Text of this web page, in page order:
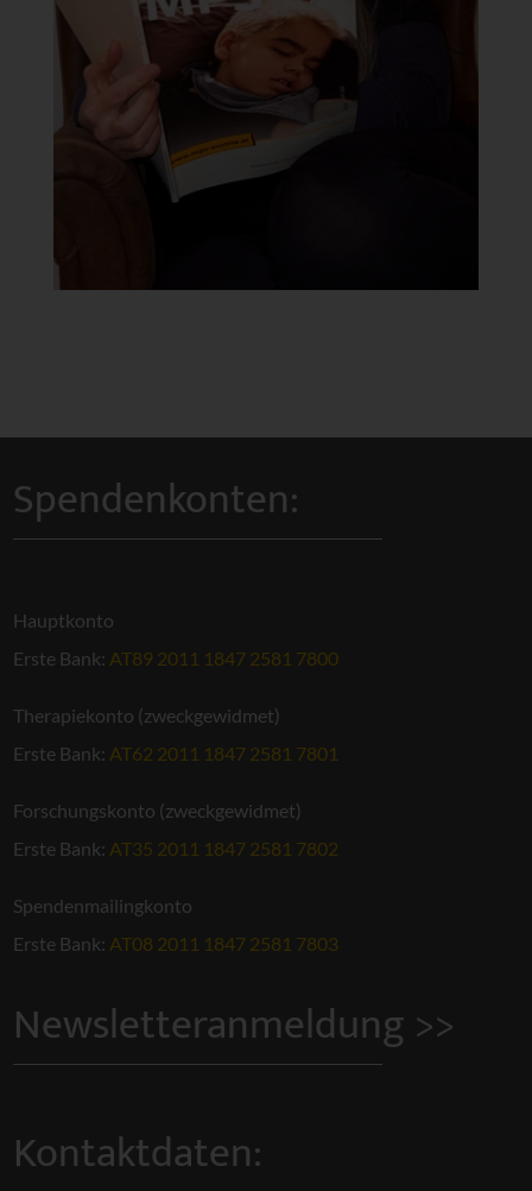
Publikationen
Spendenkonten:
Hauptkonto
Erste Bank: AT89 2011 1847 2581 7800
Therapiekonto (zweckgewidmet)
Erste Bank: AT62 2011 1847 2581 7801
Forschungskonto (zweckgewidmet)
Erste Bank: AT35 2011 1847 2581 7802
Spendenmailingkonto
Erste Bank: AT08 2011 1847 2581 7803
Newsletteranmeldung >>
Kontaktdaten: